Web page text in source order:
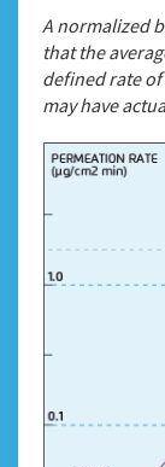
A normalized
that the
defined rate
may have